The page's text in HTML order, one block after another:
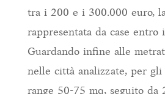
tra i 200 e i 300.000 euro,
rappresentata da case entro
Guardando infine alle
nelle città analizzate, per
range 50-75 mq, seguito da